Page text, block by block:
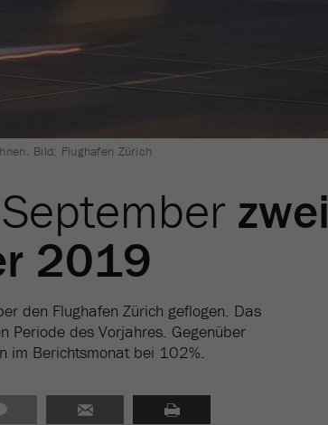
Bild: Flughafen Zürich
zwei
2019
den Flughafen Zürich geflogen. Das
Periode des Vorjahres. Gegenüber
im Berichtsmonat bei 102%.